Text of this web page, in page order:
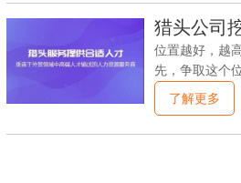
头要清楚，一
别。猎头重要
要记住每一份
现在的职位并
场.还有其他中
不作为行为.给
多数人都很排
头，我们经常
吗？严格来说
是中介的一部
围。但是中介
猎头公司
位置越好，越
先，争取这个
年来，我对公
开他们一直生
了解更多